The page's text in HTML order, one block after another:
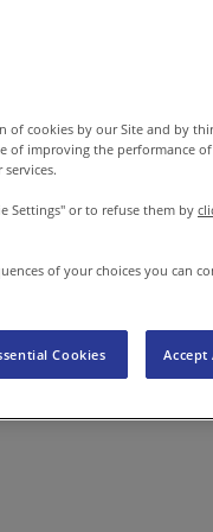
nei servizi alle
delle giornate di
scolastica e
scuola primaria
prodotti
Ogni
del Biodistretto
of cookies by our Site and by
of improving the performance
Settings" or to refuse them by
of your choices you can
Cookies Accept